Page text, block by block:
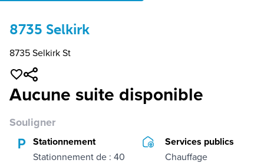
8735 Selkirk
8735 Selkirk St
Aucune suite disponible
Souligner
Stationnement
Stationnement de : 40
Services publics
Chauffage